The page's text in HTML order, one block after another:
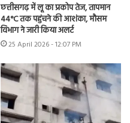
छत्तीसगढ़ में लू का प्रकोप तेज, तापमान
44°C तक पहुंचने की आशंका, मौसम
विभाग ने जारी किया अलर्ट
25 April 2026 - 12:07 PM